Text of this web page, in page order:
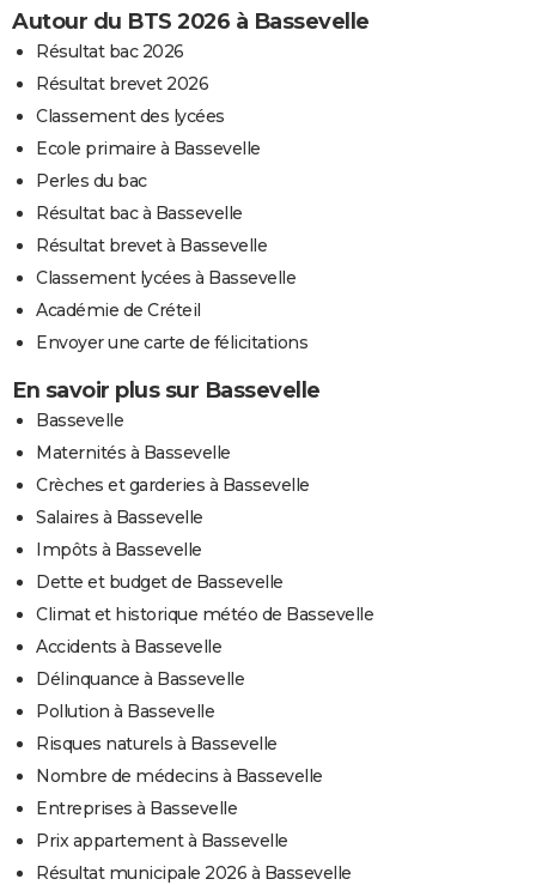
Autour du BTS 2026 à Bassevelle
Résultat bac 2026
Résultat brevet 2026
Classement des lycées
Ecole primaire à Bassevelle
Perles du bac
Résultat bac à Bassevelle
Résultat brevet à Bassevelle
Classement lycées à Bassevelle
Académie de Créteil
Envoyer une carte de félicitations
En savoir plus sur Bassevelle
Bassevelle
Maternités à Bassevelle
Crèches et garderies à Bassevelle
Salaires à Bassevelle
Impôts à Bassevelle
Dette et budget de Bassevelle
Climat et historique météo de Bassevelle
Accidents à Bassevelle
Délinquance à Bassevelle
Pollution à Bassevelle
Risques naturels à Bassevelle
Nombre de médecins à Bassevelle
Entreprises à Bassevelle
Prix appartement à Bassevelle
Résultat municipale 2026 à Bassevelle